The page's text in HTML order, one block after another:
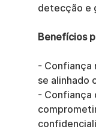
detecção e
Benefícios
- Confiança
se alinhado
- Confiança